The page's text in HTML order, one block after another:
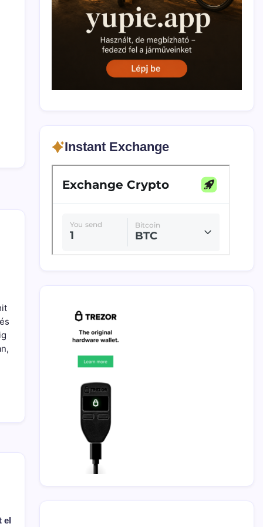
el
Instant Exchange